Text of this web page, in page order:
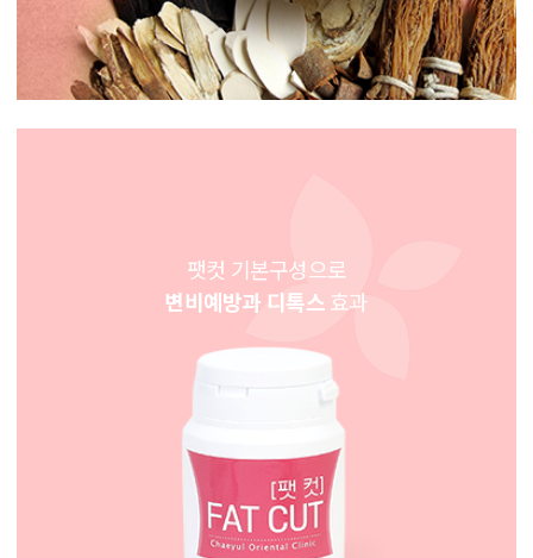
팻컷 기본구성으로
변비예방과 디톡스효과